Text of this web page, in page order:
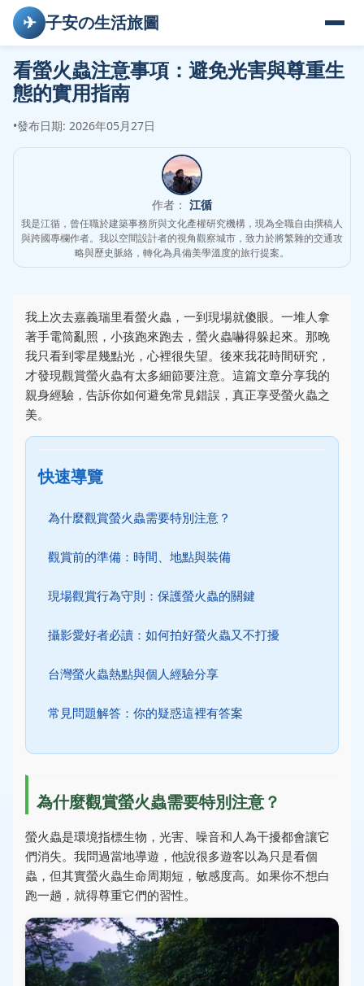
✈ 子安の生活旅圖
看螢火蟲注意事項：避免光害與尊重生
態的實用指南
•發布日期: 2026年05月27日
作者： 江循
我是江循，曾任職於建築事務所與文化產權研究機構，現為全職自由撰稿人
與跨國專欄作者。我以空間設計者的視角觀察城市，致力於將繁雜的交通攻
略與歷史脈絡，轉化為具備美學溫度的旅行提案。
我上次去嘉義瑞里看螢火蟲，一到現場就傻眼。一堆人拿
著手電筒亂照，小孩跑來跑去，螢火蟲嚇得躲起來。那晚
我只看到零星幾點光，心裡很失望。後來我花時間研究，
才發現觀賞螢火蟲有太多細節要注意。這篇文章分享我的
親身經驗，告訴你如何避免常見錯誤，真正享受螢火蟲之
美。
快速導覽
為什麼觀賞螢火蟲需要特別注意？
觀賞前的準備：時間、地點與裝備
現場觀賞行為守則：保護螢火蟲的關鍵
攝影愛好者必讀：如何拍好螢火蟲又不打擾
台灣螢火蟲熱點與個人經驗分享
常見問題解答：你的疑惑這裡有答案
為什麼觀賞螢火蟲需要特別注意？
螢火蟲是環境指標生物，光害、噪音和人為干擾都會讓它
們消失。我問過當地導遊，他說很多遊客以為只是看個
蟲，但其實螢火蟲生命周期短，敏感度高。如果你不想白
跑一趟，就得尊重它們的習性。